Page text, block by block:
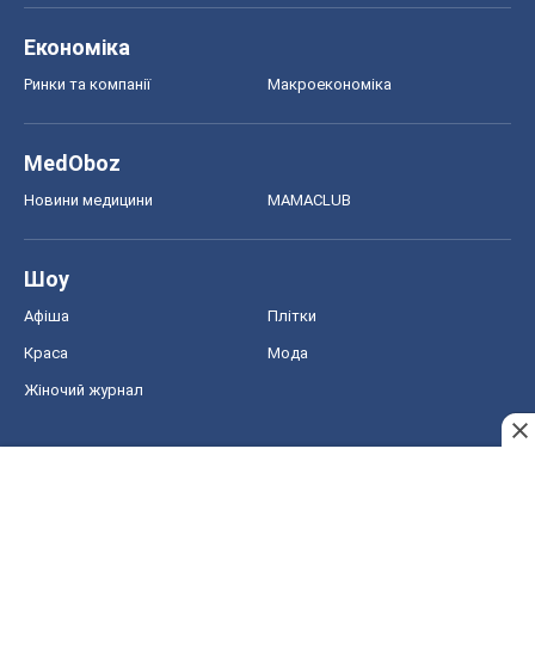
Економіка
Ринки та компанії Макроекономіка
MedOboz
Новини медицини MAMACLUB
Шоу
Афіша Плітки
Краса Мода
Жіночий журнал